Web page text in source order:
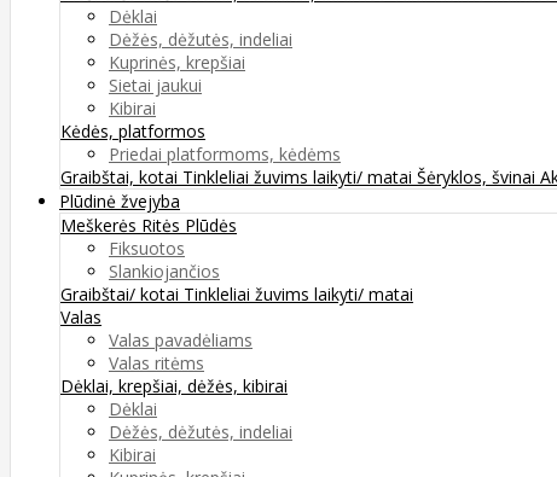
Dėklai
Dėžės, dėžutės, indeliai
Kuprinės, krepšiai
Sietai jaukui
Kibirai
Kėdės, platformos
Priedai platformoms, kėdėms
Graibštai, kotai Tinkleliai žuvims laikyti/ matai Šėryklos, švinai
Plūdinė žvejyba
Meškerės Ritės Plūdės
Fiksuotos
Slankiojančios
Graibštai/ kotai Tinkleliai žuvims laikyti/ matai
Valas
Valas pavadėliams
Valas ritėms
Dėklai, krepšiai, dėžės, kibirai
Dėklai
Dėžės, dėžutės, indeliai
Kibirai